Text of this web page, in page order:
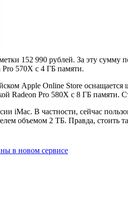
152 990 рублей. За эту сумму
570X с 4 ГБ памяти.
Apple Online Store
Radeon Pro 580X с 8 ГБ памяти.
iMac. В частности, сейчас
объемом 2 ТБ. Правда, стоить
в новом сервисе